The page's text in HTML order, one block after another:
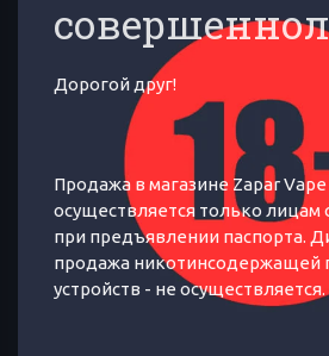
Яблоко с мармеладной
ХАРАКТЕРИСТИКИ ОТЗЫВЫ
Страна
Дорогой друг!
Продажа в магазине Zapar Vape
осуществляется только лицам
при предъявлении паспорта.
продажа никотинсодержащей
устройств - не осуществляется.